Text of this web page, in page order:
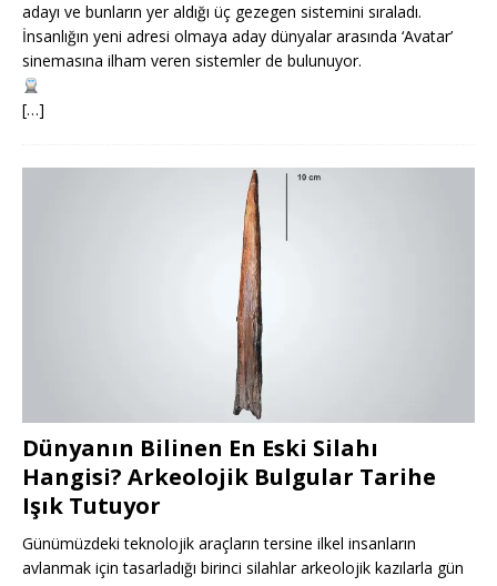
adayı ve bunların yer aldığı üç gezegen sistemini sıraladı.
İnsanlığın yeni adresi olmaya aday dünyalar arasında ‘Avatar’
sinemasına ilham veren sistemler de bulunuyor.
[…]
Dünyanın Bilinen En Eski Silahı
Hangisi? Arkeolojik Bulgular Tarihe
Işık Tutuyor
Günümüzdeki teknolojik araçların tersine ilkel insanların
avlanmak için tasarladığı birinci silahlar arkeolojik kazılarla gün